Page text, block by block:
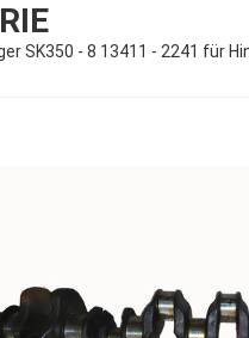
SK350 - 8 13411 - 2241 für